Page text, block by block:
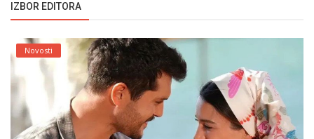
IZBOR EDITORA
Novosti